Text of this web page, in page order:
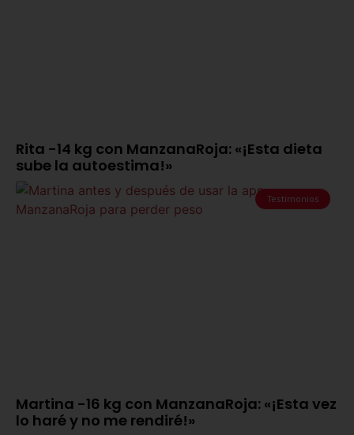
Rita -14 kg con ManzanaRoja: «¡Esta dieta
sube la autoestima!»
Testimonios
Martina -16 kg con ManzanaRoja: «¡Esta vez
lo haré y no me rendiré!»